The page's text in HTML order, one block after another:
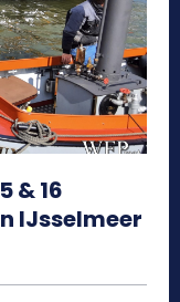
& 16
IJsselmeer